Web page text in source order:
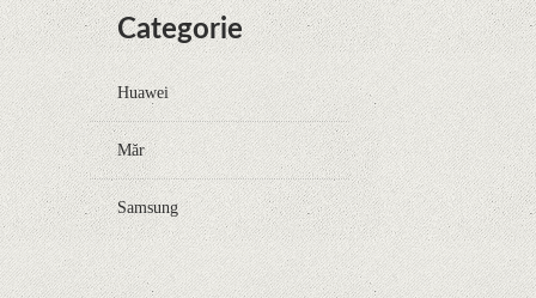
Categorie
Huawei
Măr
Samsung